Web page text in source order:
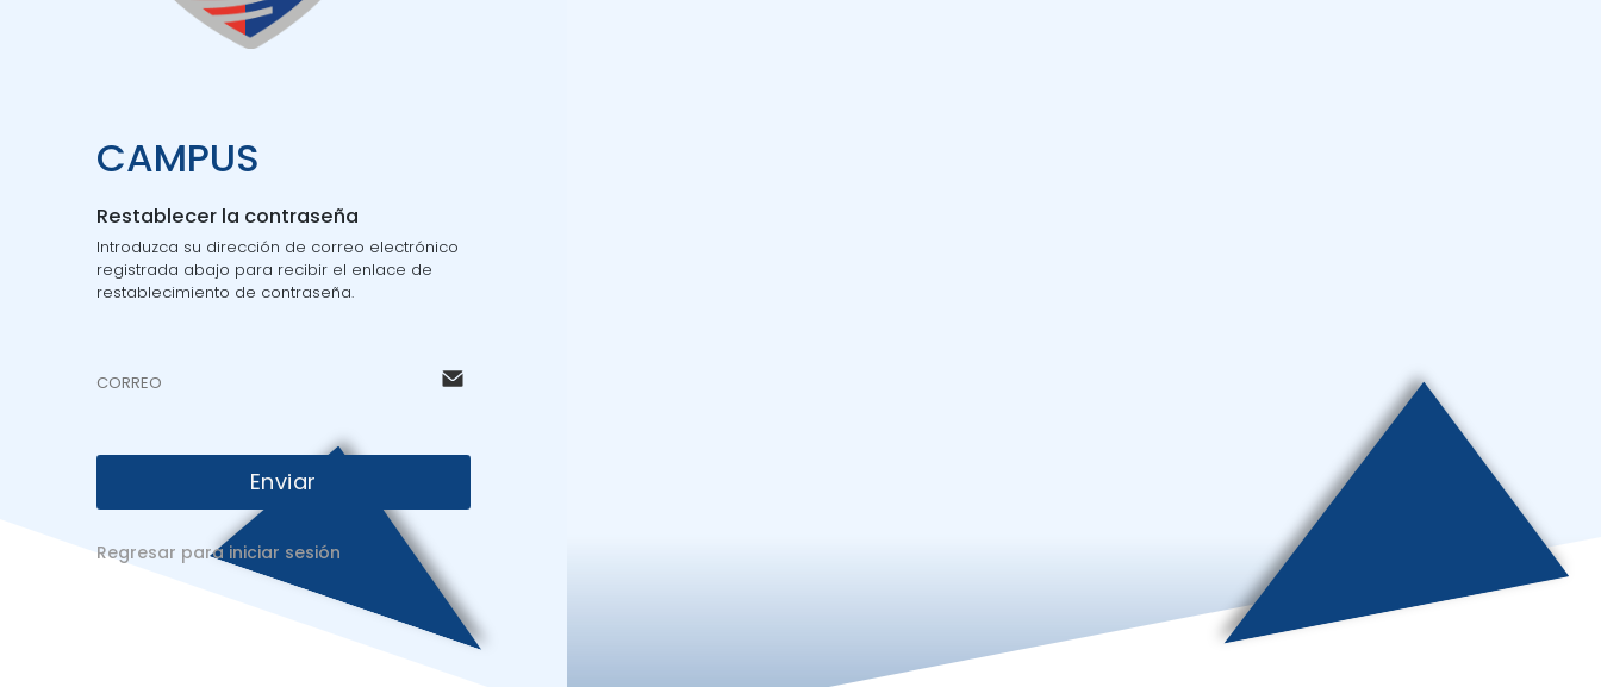
CAMPUS
Restablecer la contraseña
Introduzca su dirección de correo electrónico
registrada abajo para recibir el enlace de
restablecimiento de contraseña.
Enviar
Regresar para iniciar sesión